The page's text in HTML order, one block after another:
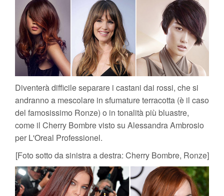
Diventerà difficile separare i castani dai rossi, che si
andranno a mescolare in sfumature terracotta (è il caso
del famosissimo Ronze) o in tonalità più bluastre,
come il Cherry Bombre visto su Alessandra Ambrosio
per L'Oreal Professionel.
[Foto sotto da sinistra a destra: Cherry Bombre, Ronze]